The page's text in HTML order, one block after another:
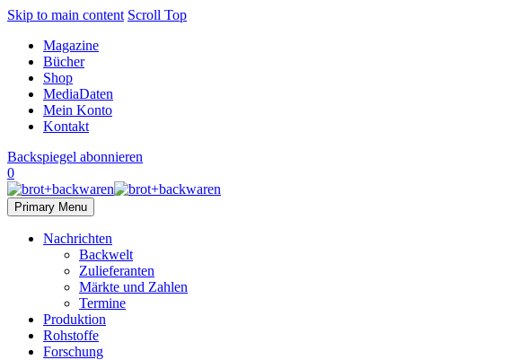
Skip to main content Scroll Top
Magazine
Bücher
Shop
MediaDaten
Mein Konto
Kontakt
Backspiegel abonnieren
0
Primary Menu
Nachrichten
Backwelt
Zulieferanten
Märkte und Zahlen
Termine
Produktion
Rohstoffe
Forschung